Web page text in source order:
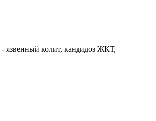
язвенный колит, кандидоз ЖКТ,